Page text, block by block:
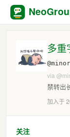
NeoGroup
多重
via
禁转出
加入于
关注